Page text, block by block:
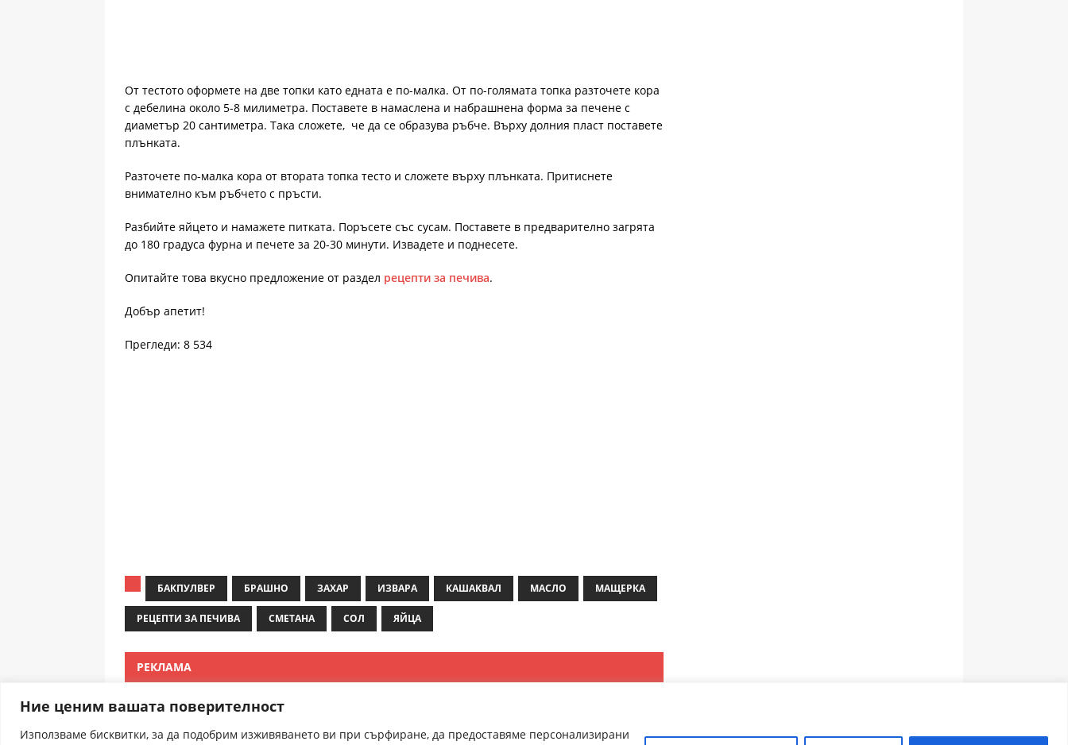
Ние ценим вашата поверителност
Използваме бисквитки, за да подобрим изживяването ви при сърфиране, да предоставяме персонализирани
От тестото оформете на две топки като едната е по-малка. От по-голямата топка разточете кора
с дебелина около 5-8 милиметра. Поставете в намаслена и набрашнена форма за печене с
диаметър 20 сантиметра. Така сложете, че да се образува ръбче. Върху долния пласт поставете
плънката.
Разточете по-малка кора от втората топка тесто и сложете върху плънката. Притиснете
внимателно към ръбчето с пръсти.
Разбийте яйцето и намажете питката. Поръсете със сусам. Поставете в предварително загрята
до 180 градуса фурна и печете за 20-30 минути. Извадете и поднесете.
Опитайте това вкусно предложение от раздел рецепти за печива.
Добър апетит!
Прегледи: 8 534
БАКПУЛВЕР БРАШНО ЗАХАР ИЗВАРА КАШАКВАЛ МАСЛО МАЩЕРКА
РЕЦЕПТИ ЗА ПЕЧИВА СМЕТАНА СОЛ ЯЙЦА
РЕКЛАМА